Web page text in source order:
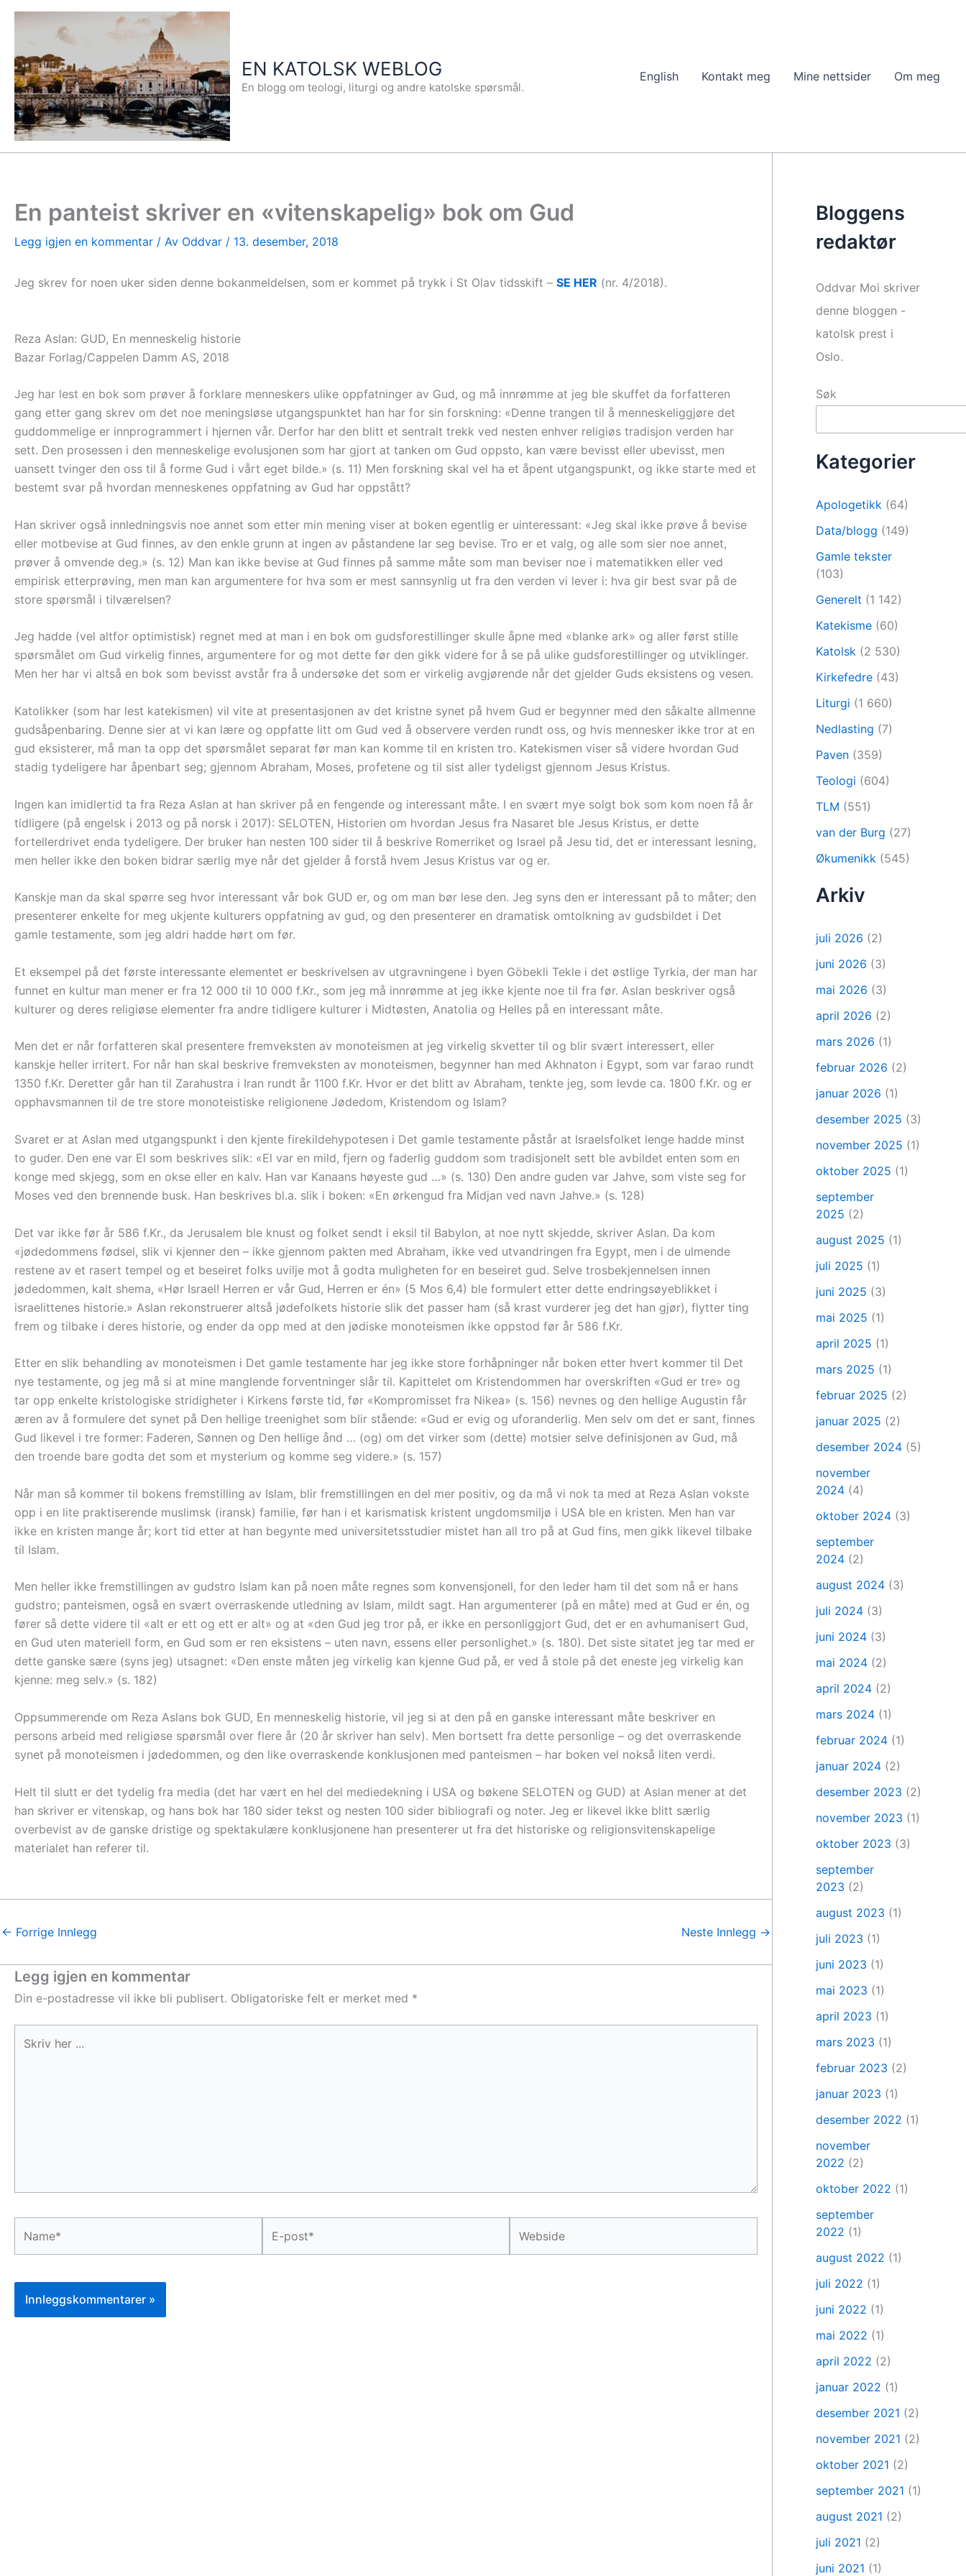
Hopp
innholdet
EN KATOLSK WEBLOG
En blogg om teologi, liturgi og andre katolske spørsmål.
English Kontakt meg Mine nettsider Om meg
En panteist skriver en «vitenskapelig» bok om Gud
Legg igjen en kommentar / Av Oddvar / 13. desember, 2018
Jeg skrev for noen uker siden denne bokanmeldelsen, som er kommet på trykk i St Olav tidsskift – SE HER (nr. 4/2018).
Reza Aslan: GUD, En menneskelig historie
Bazar Forlag/Cappelen Damm AS, 2018
Jeg har lest en bok som prøver å forklare menneskers ulike oppfatninger av Gud, og må innrømme at jeg ble skuffet da forfatteren
gang etter gang skrev om det noe meningsløse utgangspunktet han har for sin forskning: «Denne trangen til å menneskeliggjøre det
guddommelige er innprogrammert i hjernen vår. Derfor har den blitt et sentralt trekk ved nesten enhver religiøs tradisjon verden har
sett. Den prosessen i den menneskelige evolusjonen som har gjort at tanken om Gud oppsto, kan være bevisst eller ubevisst, men
uansett tvinger den oss til å forme Gud i vårt eget bilde.» (s. 11) Men forskning skal vel ha et åpent utgangspunkt, og ikke starte med et
bestemt svar på hvordan menneskenes oppfatning av Gud har oppstått?
Han skriver også innledningsvis noe annet som etter min mening viser at boken egentlig er uinteressant: «Jeg skal ikke prøve å bevise
eller motbevise at Gud finnes, av den enkle grunn at ingen av påstandene lar seg bevise. Tro er et valg, og alle som sier noe annet,
prøver å omvende deg.» (s. 12) Man kan ikke bevise at Gud finnes på samme måte som man beviser noe i matematikken eller ved
empirisk etterprøving, men man kan argumentere for hva som er mest sannsynlig ut fra den verden vi lever i: hva gir best svar på de
store spørsmål i tilværelsen?
Jeg hadde (vel altfor optimistisk) regnet med at man i en bok om gudsforestillinger skulle åpne med «blanke ark» og aller først stille
spørsmålet om Gud virkelig finnes, argumentere for og mot dette før den gikk videre for å se på ulike gudsforestillinger og utviklinger.
Men her har vi altså en bok som bevisst avstår fra å undersøke det som er virkelig avgjørende når det gjelder Guds eksistens og vesen.
Katolikker (som har lest katekismen) vil vite at presentasjonen av det kristne synet på hvem Gud er begynner med den såkalte allmenne
gudsåpenbaring. Denne sier at vi kan lære og oppfatte litt om Gud ved å observere verden rundt oss, og hvis mennesker ikke tror at en
gud eksisterer, må man ta opp det spørsmålet separat før man kan komme til en kristen tro. Katekismen viser så videre hvordan Gud
stadig tydeligere har åpenbart seg; gjennom Abraham, Moses, profetene og til sist aller tydeligst gjennom Jesus Kristus.
Ingen kan imidlertid ta fra Reza Aslan at han skriver på en fengende og interessant måte. I en svært mye solgt bok som kom noen få år
tidligere (på engelsk i 2013 og på norsk i 2017): SELOTEN, Historien om hvordan Jesus fra Nasaret ble Jesus Kristus, er dette
fortellerdrivet enda tydeligere. Der bruker han nesten 100 sider til å beskrive Romerriket og Israel på Jesu tid, det er interessant lesning,
men heller ikke den boken bidrar særlig mye når det gjelder å forstå hvem Jesus Kristus var og er.
Kanskje man da skal spørre seg hvor interessant vår bok GUD er, og om man bør lese den. Jeg syns den er interessant på to måter; den
presenterer enkelte for meg ukjente kulturers oppfatning av gud, og den presenterer en dramatisk omtolkning av gudsbildet i Det
gamle testamente, som jeg aldri hadde hørt om før.
Et eksempel på det første interessante elementet er beskrivelsen av utgravningene i byen Göbekli Tekle i det østlige Tyrkia, der man har
funnet en kultur man mener er fra 12 000 til 10 000 f.Kr., som jeg må innrømme at jeg ikke kjente noe til fra før. Aslan beskriver også
kulturer og deres religiøse elementer fra andre tidligere kulturer i Midtøsten, Anatolia og Helles på en interessant måte.
Men det er når forfatteren skal presentere fremveksten av monoteismen at jeg virkelig skvetter til og blir svært interessert, eller
kanskje heller irritert. For når han skal beskrive fremveksten av monoteismen, begynner han med Akhnaton i Egypt, som var farao rundt
1350 f.Kr. Deretter går han til Zarahustra i Iran rundt år 1100 f.Kr. Hvor er det blitt av Abraham, tenkte jeg, som levde ca. 1800 f.Kr. og er
opphavsmannen til de tre store monoteistiske religionene Jødedom, Kristendom og Islam?
Svaret er at Aslan med utgangspunkt i den kjente firekildehypotesen i Det gamle testamente påstår at Israelsfolket lenge hadde minst
to guder. Den ene var El som beskrives slik: «El var en mild, fjern og faderlig guddom som tradisjonelt sett ble avbildet enten som en
konge med skjegg, som en okse eller en kalv. Han var Kanaans høyeste gud …» (s. 130) Den andre guden var Jahve, som viste seg for
Moses ved den brennende busk. Han beskrives bl.a. slik i boken: «En ørkengud fra Midjan ved navn Jahve.» (s. 128)
Det var ikke før år 586 f.Kr., da Jerusalem ble knust og folket sendt i eksil til Babylon, at noe nytt skjedde, skriver Aslan. Da kom
«jødedommens fødsel, slik vi kjenner den – ikke gjennom pakten med Abraham, ikke ved utvandringen fra Egypt, men i de ulmende
restene av et rasert tempel og et beseiret folks uvilje mot å godta muligheten for en beseiret gud. Selve trosbekjennelsen innen
jødedommen, kalt shema, «Hør Israel! Herren er vår Gud, Herren er én» (5 Mos 6,4) ble formulert etter dette endringsøyeblikket i
israelittenes historie.» Aslan rekonstruerer altså jødefolkets historie slik det passer ham (så krast vurderer jeg det han gjør), flytter ting
frem og tilbake i deres historie, og ender da opp med at den jødiske monoteismen ikke oppstod før år 586 f.Kr.
Etter en slik behandling av monoteismen i Det gamle testamente har jeg ikke store forhåpninger når boken etter hvert kommer til Det
nye testamente, og jeg må si at mine manglende forventninger slår til. Kapittelet om Kristendommen har overskriften «Gud er tre» og
tar opp enkelte kristologiske stridigheter i Kirkens første tid, før «Kompromisset fra Nikea» (s. 156) nevnes og den hellige Augustin får
æren av å formulere det synet på Den hellige treenighet som blir stående: «Gud er evig og uforanderlig. Men selv om det er sant, finnes
Gud likevel i tre former: Faderen, Sønnen og Den hellige ånd … (og) om det virker som (dette) motsier selve definisjonen av Gud, må
den troende bare godta det som et mysterium og komme seg videre.» (s. 157)
Når man så kommer til bokens fremstilling av Islam, blir fremstillingen en del mer positiv, og da må vi nok ta med at Reza Aslan vokste
opp i en lite praktiserende muslimsk (iransk) familie, før han i et karismatisk kristent ungdomsmiljø i USA ble en kristen. Men han var
ikke en kristen mange år; kort tid etter at han begynte med universitetsstudier mistet han all tro på at Gud fins, men gikk likevel tilbake
til Islam.
Men heller ikke fremstillingen av gudstro Islam kan på noen måte regnes som konvensjonell, for den leder ham til det som nå er hans
gudstro; panteismen, også en svært overraskende utledning av Islam, mildt sagt. Han argumenterer (på en måte) med at Gud er én, og
fører så dette videre til «alt er ett og ett er alt» og at «den Gud jeg tror på, er ikke en personliggjort Gud, det er en avhumanisert Gud,
en Gud uten materiell form, en Gud som er ren eksistens – uten navn, essens eller personlighet.» (s. 180). Det siste sitatet jeg tar med er
dette ganske sære (syns jeg) utsagnet: «Den enste måten jeg virkelig kan kjenne Gud på, er ved å stole på det eneste jeg virkelig kan
kjenne: meg selv.» (s. 182)
Oppsummerende om Reza Aslans bok GUD, En menneskelig historie, vil jeg si at den på en ganske interessant måte beskriver en
persons arbeid med religiøse spørsmål over flere år (20 år skriver han selv). Men bortsett fra dette personlige – og det overraskende
synet på monoteismen i jødedommen, og den like overraskende konklusjonen med panteismen – har boken vel nokså liten verdi.
Helt til slutt er det tydelig fra media (det har vært en hel del mediedekning i USA og bøkene SELOTEN og GUD) at Aslan mener at det
han skriver er vitenskap, og hans bok har 180 sider tekst og nesten 100 sider bibliografi og noter. Jeg er likevel ikke blitt særlig
overbevist av de ganske dristige og spektakulære konklusjonene han presenterer ut fra det historiske og religionsvitenskapelige
materialet han referer til.
← Forrige Innlegg Neste Innlegg →
Legg igjen en kommentar
Din e-postadresse vil ikke bli publisert. Obligatoriske felt er merket med *
her
post*
Bloggens
redaktør
Oddvar Moi skriver
denne bloggen -
katolsk prest i
Oslo.
Søk
Kategorier
Apologetikk (64)
Data/blogg (149)
Gamle tekster
(103)
Generelt (1 142)
Katekisme (60)
Katolsk (2 530)
Kirkefedre (43)
Liturgi (1 660)
Nedlasting (7)
Paven (359)
Teologi (604)
TLM (551)
van der Burg (27)
Økumenikk (545)
Arkiv
juli 2026 (2)
juni 2026 (3)
mai 2026 (3)
april 2026 (2)
mars 2026 (1)
februar 2026 (2)
januar 2026 (1)
desember 2025 (3)
november 2025 (1)
oktober 2025 (1)
september
2025 (2)
august 2025 (1)
juli 2025 (1)
juni 2025 (3)
mai 2025 (1)
april 2025 (1)
mars 2025 (1)
februar 2025 (2)
januar 2025 (2)
desember 2024 (5)
november
2024 (4)
oktober 2024 (3)
september
2024 (2)
august 2024 (3)
juli 2024 (3)
juni 2024 (3)
mai 2024 (2)
april 2024 (2)
mars 2024 (1)
februar 2024 (1)
januar 2024 (2)
desember 2023 (2)
november 2023 (1)
oktober 2023 (3)
september
2023 (2)
august 2023 (1)
juli 2023 (1)
juni 2023 (1)
mai 2023 (1)
april 2023 (1)
mars 2023 (1)
februar 2023 (2)
januar 2023 (1)
desember 2022 (1)
november
2022 (2)
oktober 2022 (1)
september
2022 (1)
august 2022 (1)
juli 2022 (1)
juni 2022 (1)
mai 2022 (1)
april 2022 (2)
januar 2022 (1)
desember 2021 (2)
november 2021 (2)
oktober 2021 (2)
september 2021 (1)
august 2021 (2)
juli 2021 (2)
juni 2021 (1)